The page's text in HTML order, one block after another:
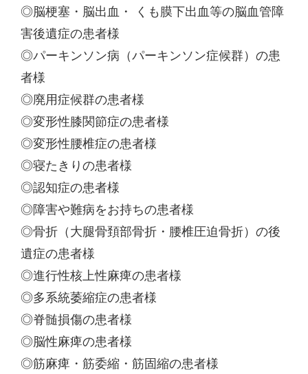
◎脳梗塞・脳出血・ くも膜下出血等の脳血管障
害後遺症の患者様
◎パーキンソン病（パーキンソン症候群）の患
者様
◎廃用症候群の患者様
◎変形性膝関節症の患者様
◎変形性腰椎症の患者様
◎寝たきりの患者様
◎認知症の患者様
◎障害や難病をお持ちの患者様
◎骨折（大腿骨頚部骨折・腰椎圧迫骨折）の後
遺症の患者様
◎進行性核上性麻痺の患者様
◎多系統萎縮症の患者様
◎脊髄損傷の患者様
◎脳性麻痺の患者様
◎筋麻痺・筋委縮・筋固縮の患者様